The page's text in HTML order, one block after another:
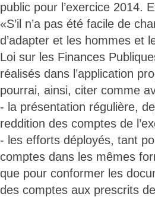
public pour l’exercice 2014.
«S’il n’a pas été facile de
d’adapter et les hommes et
Loi sur les Finances
réalisés dans l’application
pourrai, ainsi, citer comme
- la présentation régulière,
reddition des comptes de
- les efforts déployés, tant
comptes dans les mêmes
que pour conformer les
des comptes aux prescrits